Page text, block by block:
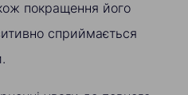
покращення його
сприймається